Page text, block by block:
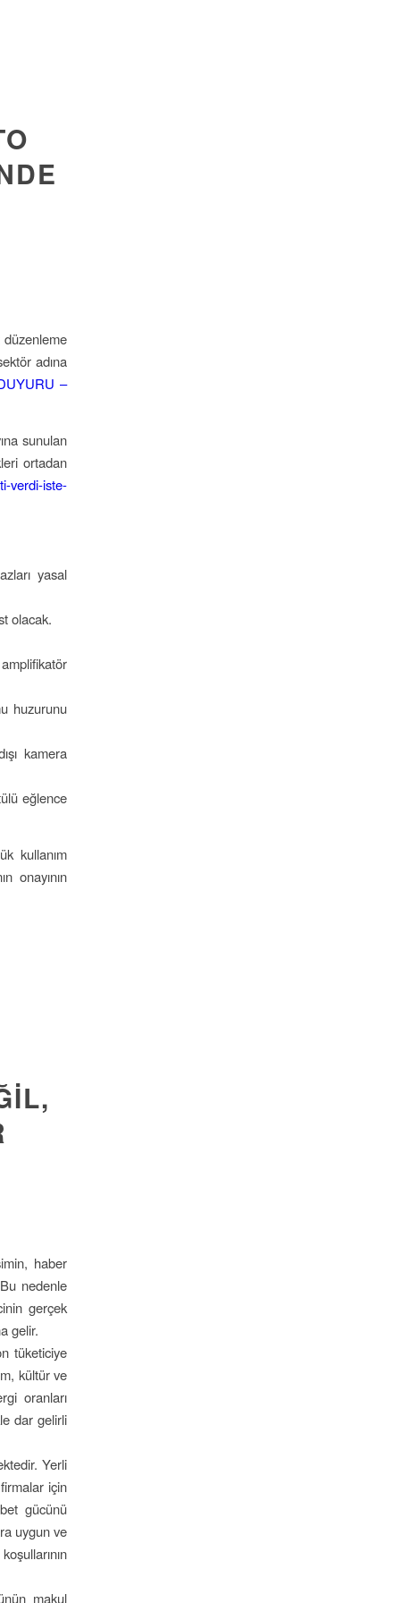
düzenleme
adına
–
sunulan
ortadan
verdi-iste-
yasal
olacak.
huzurunu
kamera
eğlence
kullanım
onayının
haber
nedenle
gerçek
gelir.
tüketiciye
kültür ve
oranları
dar gelirli
Yerli
için
gücünü
uygun ve
makul